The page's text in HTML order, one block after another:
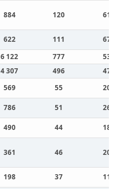
884 120 61
622 111
67
6 122 777
53
4 307 496
47
569 55
20
786 51
26
490 44 18
361 46 20
198 37
11